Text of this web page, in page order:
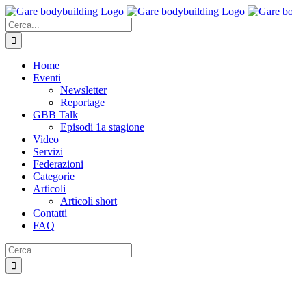
Salta
al
contenuto
Cerca
per:
Home
Eventi
Newsletter
Reportage
GBB Talk
Episodi 1a stagione
Video
Servizi
Federazioni
Categorie
Articoli
Articoli short
Contatti
FAQ
Cerca
per: